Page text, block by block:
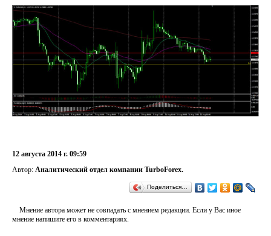
12 августа 2014 г. 09:59
Автор: Аналитический отдел компании TurboForex.
Поделиться…
Мнение автора может не совпадать с мнением редакции. Если у Вас иное
мнение напишите его в комментариях.